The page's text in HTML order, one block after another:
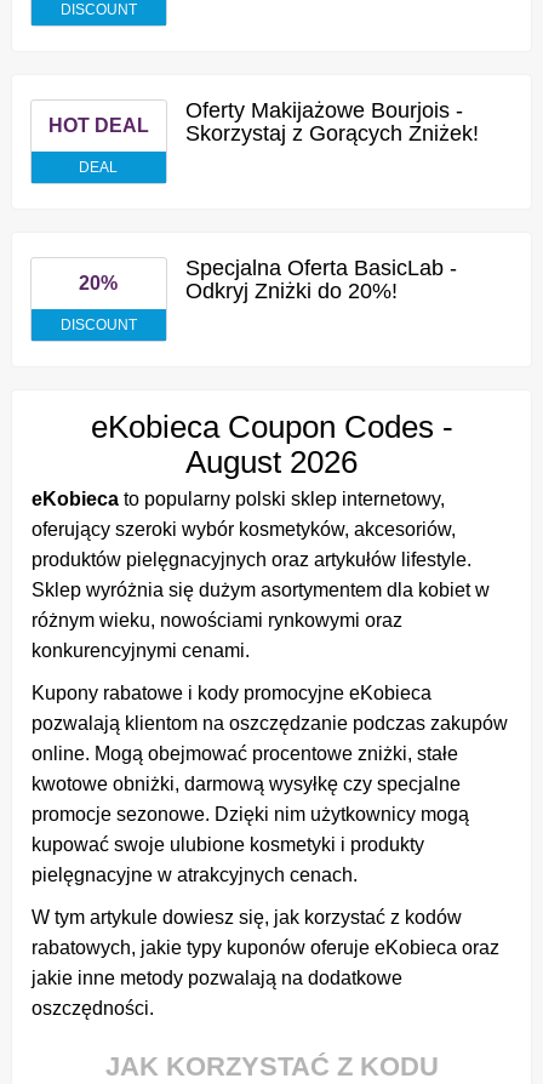
DISCOUNT
HOT DEAL
DEAL
Oferty Makijażowe Bourjois -
Skorzystaj z Gorących Zniżek!
20%
DISCOUNT
Specjalna Oferta BasicLab -
Odkryj Zniżki do 20%!
eKobieca Coupon Codes -
August 2026
eKobieca to popularny polski sklep internetowy,
oferujący szeroki wybór kosmetyków, akcesoriów,
produktów pielęgnacyjnych oraz artykułów lifestyle.
Sklep wyróżnia się dużym asortymentem dla kobiet w
różnym wieku, nowościami rynkowymi oraz
konkurencyjnymi cenami.
Kupony rabatowe i kody promocyjne eKobieca
pozwalają klientom na oszczędzanie podczas zakupów
online. Mogą obejmować procentowe zniżki, stałe
kwotowe obniżki, darmową wysyłkę czy specjalne
promocje sezonowe. Dzięki nim użytkownicy mogą
kupować swoje ulubione kosmetyki i produkty
pielęgnacyjne w atrakcyjnych cenach.
W tym artykule dowiesz się, jak korzystać z kodów
rabatowych, jakie typy kuponów oferuje eKobieca oraz
jakie inne metody pozwalają na dodatkowe
oszczędności.
JAK KORZYSTAĆ Z KODU